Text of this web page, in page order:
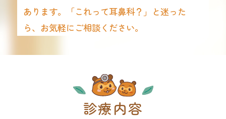
あります。「これって耳鼻科？」と迷った
ら、お気軽にご相談ください。
診療内容